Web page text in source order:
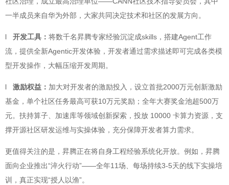
一半成员来自华为外部，大家共同决定技术和社区的发展方向。
l 开发工具： 将数千名昇腾专家经验沉淀成skills，搭建Agent工作
流，提供全新Agentic开发体验，开发者通过需求描述即可完成各类模
型开发操作，大幅压缩开发周期。
l 激励权益： 加大对开发者的激励投入，设立首批2000万元创新激励
基金，单个社区任务最高可获10万元奖励；全年大赛奖金池超500万
元。扶持算子、加速库等领域创新探索，投放 10000 卡算力资源，支
撑开源社区研发运维与实操体验，充分保障开发者算力需求。
更值得关注的是，昇腾正在将自身工程经验系统化开放。例如，昇腾
面向企业推出“淬火行动”——全年11场、每场持续3-5天的线下实操培
训，真正实现“授人以渔”。